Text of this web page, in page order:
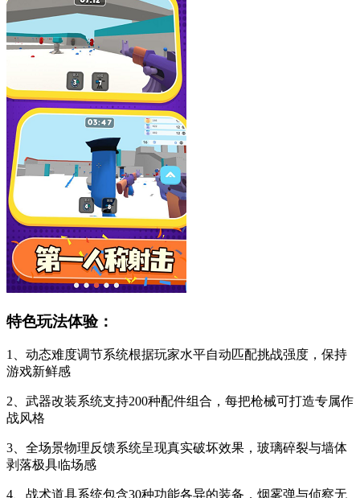
特色玩法体验：
1、动态难度调节系统根据玩家水平自动匹配挑战强度，保持
游戏新鲜感
2、武器改装系统支持200种配件组合，每把枪械可打造专属作
战风格
3、全场景物理反馈系统呈现真实破坏效果，玻璃碎裂与墙体
剥落极具临场感
4、战术道具系统包含30种功能各异的装备，烟雾弹与侦察无